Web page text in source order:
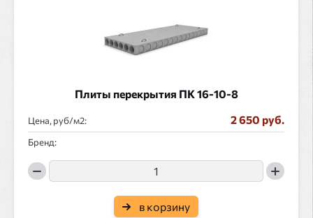
Плиты перекрытия ПК 16-10-8
Цена, руб/ : 2 650 руб.
Бренд:
в корзину